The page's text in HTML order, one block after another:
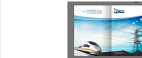
业遵循一个定律，设计的p数多了，单个p数的
据具体内容去分析 内容...